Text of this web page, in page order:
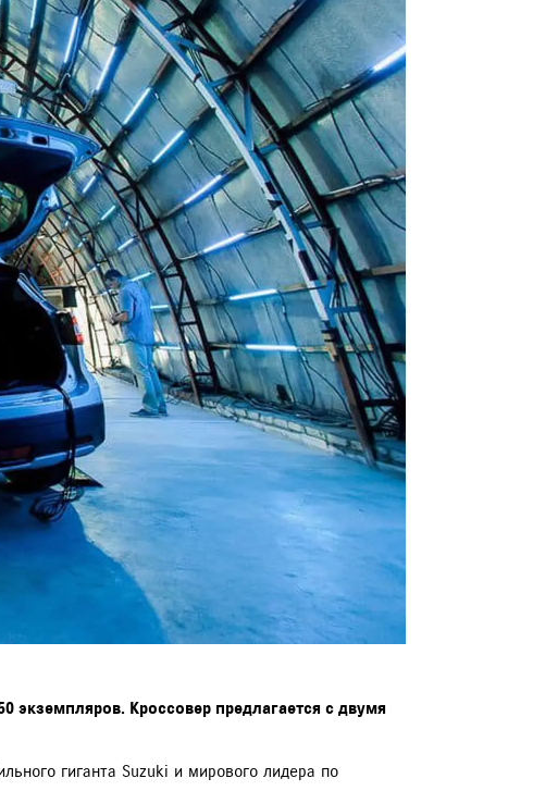
СЕРВИСНЫЕ КАМПАНИИ
Кроссовер предлагается с двумя
гиганта Suzuki и мирового лидера по